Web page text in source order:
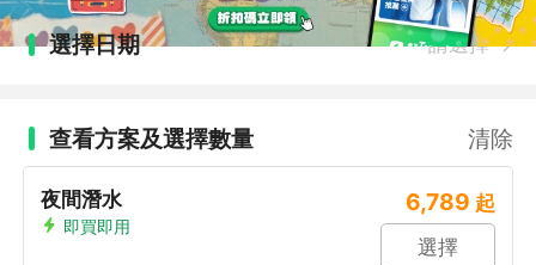
選擇日期 請選擇
查看方案及選擇數量 清除
夜間潛水
即買即用
6,789 起
選擇